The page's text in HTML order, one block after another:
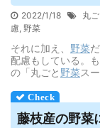
2022/1/18 丸
慮, 野菜
それに加え、 野菜
配慮もしている。
の「丸ごと 野菜ス
藤枝産の野菜